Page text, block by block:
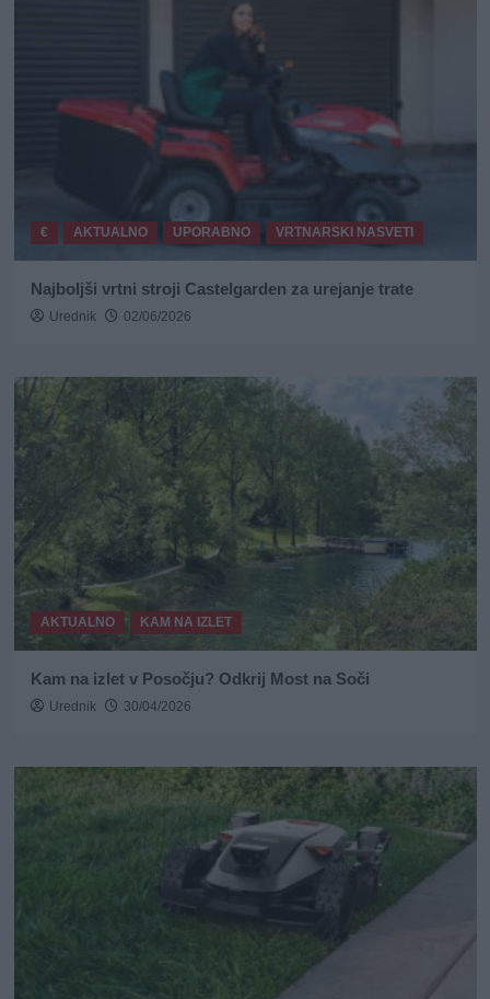
€ AKTUALNO UPORABNO VRTNARSKI NASVETI
Najboljši vrtni stroji Castelgarden za urejanje trate
Urednik 02/06/2026
AKTUALNO KAM NA IZLET
Kam na izlet v Posočju? Odkrij Most na Soči
Urednik 30/04/2026